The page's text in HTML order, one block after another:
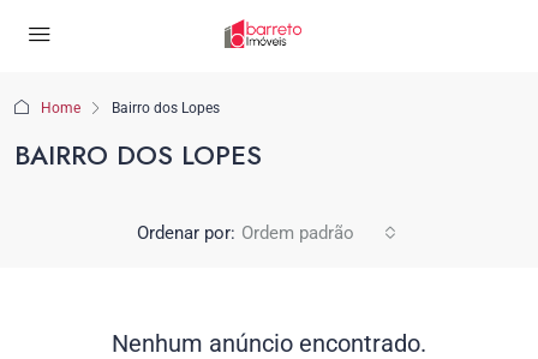
Home Bairro dos Lopes
BAIRRO DOS LOPES
Ordenar por: Ordem padrão
Nenhum anúncio encontrado.